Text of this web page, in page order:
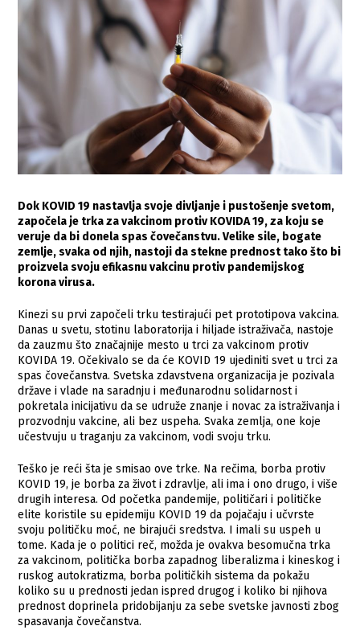
Dok KOVID 19 nastavlja svoje divljanje i pustošenje svetom,
započela je trka za vakcinom protiv KOVIDA 19, za koju se
veruje da bi donela spas čovečanstvu. Velike sile, bogate
zemlje, svaka od njih, nastoji da stekne prednost tako što bi
proizvela svoju efikasnu vakcinu protiv pandemijskog
korona virusa.
Kinezi su prvi započeli trku testirajući pet prototipova vakcina.
Danas u svetu, stotinu laboratorija i hiljade istraživača, nastoje
da zauzmu što značajnije mesto u trci za vakcinom protiv
KOVIDA 19. Očekivalo se da će KOVID 19 ujediniti svet u trci za
spas čovečanstva. Svetska zdavstvena organizacija je pozivala
države i vlade na saradnju i međunarodnu solidarnost i
pokretala inicijativu da se udruže znanje i novac za istraživanja i
prozvodnju vakcine, ali bez uspeha. Svaka zemlja, one koje
učestvuju u traganju za vakcinom, vodi svoju trku.
Teško je reći šta je smisao ove trke. Na rečima, borba protiv
KOVID 19, je borba za život i zdravlje, ali ima i ono drugo, i više
drugih interesa. Od početka pandemije, političari i političke
elite koristile su epidemiju KOVID 19 da pojačaju i učvrste
svoju političku moć, ne birajući sredstva. I imali su uspeh u
tome. Kada je o politici reč, možda je ovakva besomučna trka
za vakcinom, politička borba zapadnog liberalizma i kineskog i
ruskog autokratizma, borba političkih sistema da pokažu
koliko su u prednosti jedan ispred drugog i koliko bi njihova
prednost doprinela pridobijanju za sebe svetske javnosti zbog
spasavanja čovečanstva.